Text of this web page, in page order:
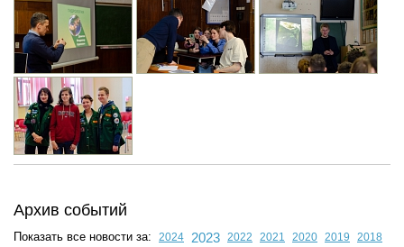
Архив событий
Показать все новости за: 2024 2023 2022 2021 2020 2019
2018